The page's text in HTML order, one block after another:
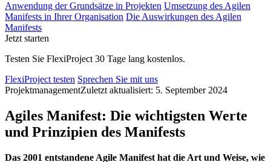
Anwendung der Grundsätze in Projekten Umsetzung des Agilen
Manifests in Ihrer Organisation Die Auswirkungen des Agilen
Manifests
Jetzt starten
Testen Sie FlexiProject 30 Tage lang kostenlos.
FlexiProject testen Sprechen Sie mit uns
ProjektmanagementZuletzt aktualisiert: 5. September 2024
Agiles Manifest: Die wichtigsten Werte
und Prinzipien des Manifests
Das 2001 entstandene Agile Manifest hat die Art und Weise, wie